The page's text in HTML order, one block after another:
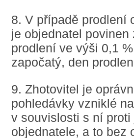
8. V případě prodlení
je objednatel
prodlení ve výši 0,1
započatý, den
9. Zhotovitel je
pohledávky vzniklé
v souvislosti s ní
objednatele, a to bez